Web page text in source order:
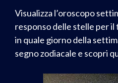
Visualizza l’oroscopo
responso delle stelle per il
in quale giorno della
segno zodiacale e scopri